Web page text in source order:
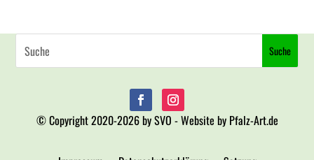
© Copyright 2020-2026 by SVO - Website by Pfalz-Art.de